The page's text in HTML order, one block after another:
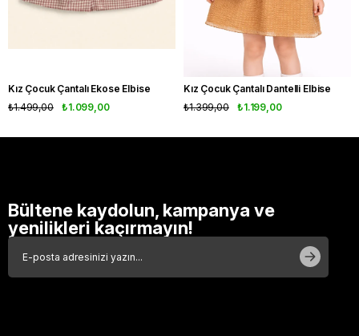
Kız Çocuk Çantalı Ekose Elbise
₺1.099,00
₺1.499,00
Kız Çocuk Çantalı Dantelli Elbise
₺1.199,00
₺1.399,00
Bültene kaydolun, kampanya ve
yenilikleri kaçırmayın!